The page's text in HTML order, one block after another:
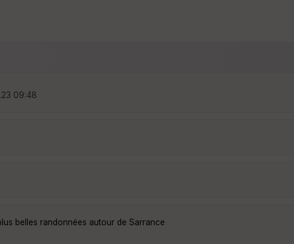
09:48
plus belles randonnées autour de Sarrance